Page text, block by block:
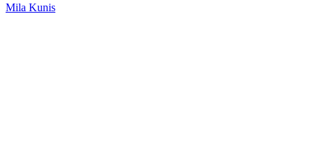
Mila Kunis